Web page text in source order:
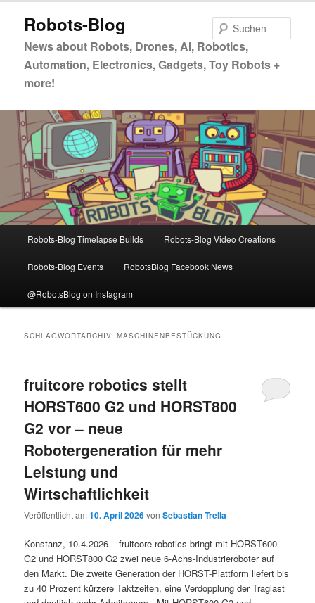
primären
springen
sekundären
springen
Robots-Blog
News about Robots, Drones, AI, Robotics,
Automation, Electronics, Gadgets, Toy Robots +
more!
Robots-Blog Timelapse Builds Robots-Blog Video Creations
Robots-Blog Events RobotsBlog Facebook News
@RobotsBlog on Instagram
SCHLAGWORTARCHIV:MASCHINENBESTÜCKUNG
fruitcore robotics stellt
HORST600 G2 und HORST800
G2 vor – neue
Robotergeneration für mehr
Leistung und
Wirtschaftlichkeit
Veröffentlicht am10. April 2026vonSebastian Trella
Konstanz, 10.4.2026 – fruitcore robotics bringt mit HORST600
G2 und HORST800 G2 zwei neue 6-Achs-Industrieroboter auf
den Markt. Die zweite Generation der HORST-Plattform liefert bis
zu 40 Prozent kürzere Taktzeiten, eine Verdopplung der Traglast